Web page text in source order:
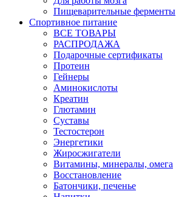
Пищеварительные ферменты
Спортивное питание
ВСЕ ТОВАРЫ
РАСПРОДАЖА
Подарочные сертификаты
Протеин
Гейнеры
Аминокислоты
Креатин
Глютамин
Суставы
Тестостерон
Энергетики
Жиросжигатели
Витамины, минералы, омега
Восстановление
Батончики, печенье